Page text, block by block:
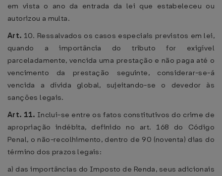
em vista o ano da entrada da lei que estabeleceu ou
autorizou a multa.
Art. 10. Ressalvados os casos especiais previstos em lei,
quando a importância do tributo for exigível
parceladamente, vencida uma prestação e não paga até o
vencimento da prestação seguinte, considerar-se-á
vencida a dívida global, sujeitando-se o devedor às
sanções legais.
Art. 11. Inclui-se entre os fatos constitutivos do crime de
apropriação indébita, definido no art. 168 do Código
Penal, o não-recolhimento, dentro de 90 (noventa) dias do
término dos prazos legais:
a) das importâncias do Imposto de Renda, seus adicionais